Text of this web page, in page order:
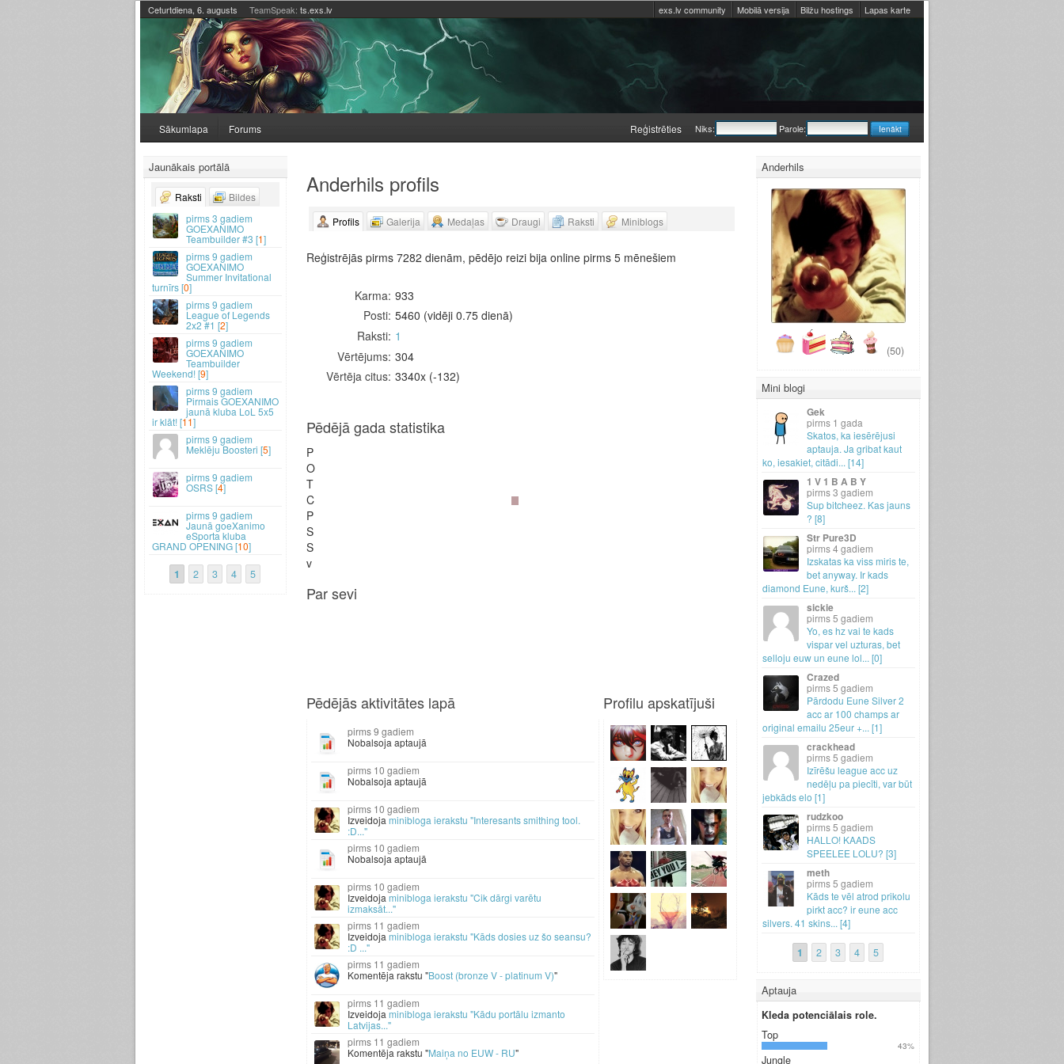
exs.lv community Mobilā versija Bilžu hostings Lapas karte
Ceturtdiena, 6. augusts TeamSpeak: ts.exs.lv
Sākumlapa Forums Reģistrēties Niks: Parole:
Anderhils profils
Profils Galerija Medaļas Draugi Raksti Miniblogs
Reģistrējās pirms 7282 dienām, pēdējo reizi bija online pirms 5 mēnešiem
Karma 933
Posti 5460 (vidēji 0.75 dienā)
Raksti 1
Vērtējums 304
Vērtēja citus 3340x (-132)
Pēdējā gada statistika
P
O
T
C
P
S
S
v
Par sevi
Pēdējās aktivitātes lapā
9 gadiem
Nobalsoja aptaujā
10 gadiem
Nobalsoja aptaujā
10 gadiem
Izveidojaminibloga ierakstu "Interesants smithing tool.
:D..."
10 gadiem
Nobalsoja aptaujā
10 gadiem
Izveidojaminibloga ierakstu "Cik dārgi varētu
izmaksāt..."
11 gadiem
Izveidojaminibloga ierakstu "Kāds dosies uz šo seansu?
:D ..."
11 gadiem
Komentēja rakstu "Boost (bronze V - platinum V)"
11 gadiem
Izveidojaminibloga ierakstu "Kādu portālu izmanto
Latvijas..."
11 gadiem
Komentēja rakstu "Maiņa no EUW - RU"
Profilu apskatījuši
Jaunākais portālā
Raksti
Bildes
3 gadiem
GOEXANIMO
Teambuilder #3 [1]
9 gadiem
GOEXANIMO
Summer Invitational
turnīrs [0]
9 gadiem
League of Legends
2x2 #1 [2]
9 gadiem
GOEXANIMO
Teambuilder
Weekend! [9]
9 gadiem
Pirmais GOEXANIMO
jaunā kluba LoL 5x5
ir klāt! [11]
9 gadiem
Meklēju Boosteri [5]
9 gadiem
OSRS [4]
9 gadiem
Jaunā goeXanimo
eSporta kluba
GRAND OPENING [10]
1 2 3 4 5
Anderhils
(50)
Mini blogi
Gek
1 gada
Skatos, ka iesērējusi
aptauja. Ja gribat kaut
ko, iesakiet, citādi... [14]
1 V 1 B A B Y
3 gadiem
Sup bitcheez. Kas jauns
? [8]
Str Pure3D
4 gadiem
Izskatas ka viss miris te,
bet anyway. Ir kads
diamond Eune, kurš... [2]
sickie
5 gadiem
Yo, es hz vai te kads
vispar vel uzturas, bet
selloju euw un eune lol... [0]
Crazed
5 gadiem
Pārdodu Eune Silver 2
acc ar 100 champs ar
original emailu 25eur +... [1]
crackhead
5 gadiem
Izīrēšu league acc uz
nedēļu pa piecīti, var būt
jebkāds elo [1]
rudzkoo
5 gadiem
HALLO! KAADS
SPEELEE LOLU? [3]
meth
5 gadiem
Kāds te vēl atrod prikolu
pirkt acc? ir eune acc
silvers. 41 skins... [4]
1 2 3 4 5
Aptauja
Kleda potenciālais role.
Top
43%
Jungle